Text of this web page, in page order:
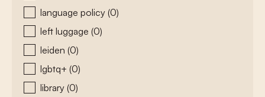
language policy (0)
left luggage (0)
leiden (0)
lgbtq+ (0)
library (0)